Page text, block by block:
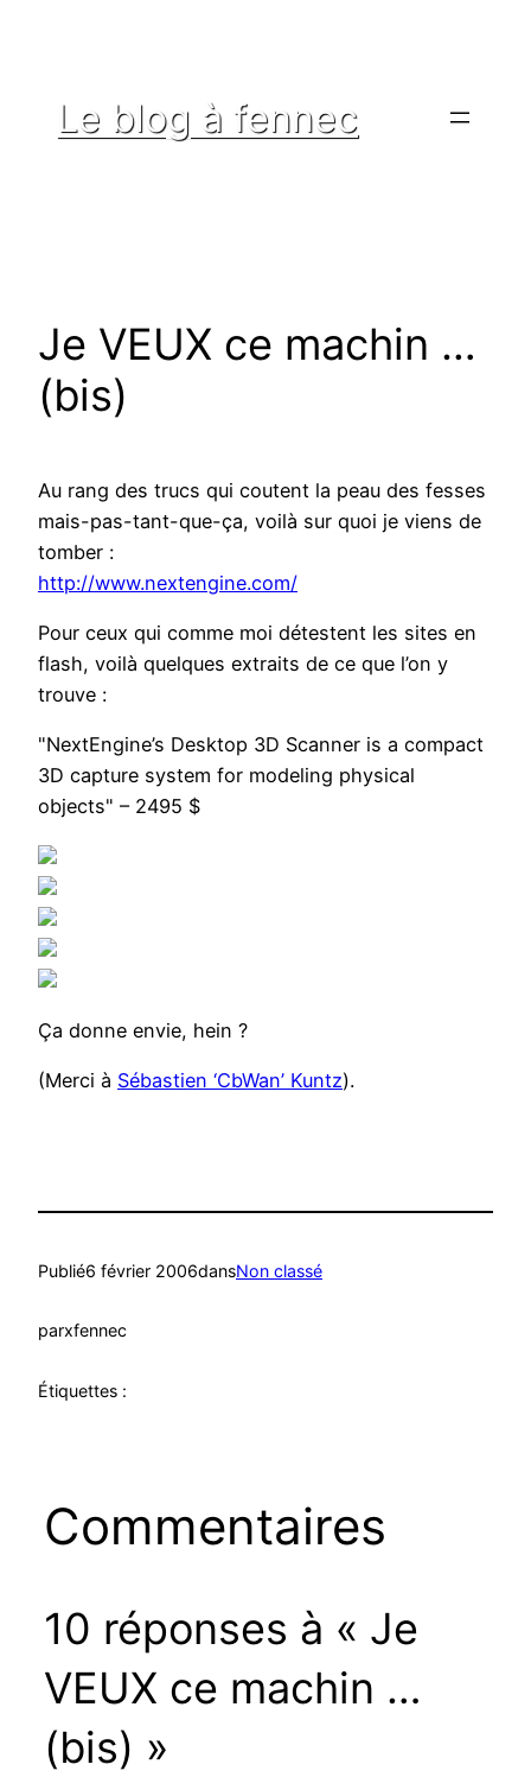
Le blog à fennec
Je VEUX ce machin …
(bis)
Au rang des trucs qui coutent la peau des fesses
mais-pas-tant-que-ça, voilà sur quoi je viens de
tomber :
http://www.nextengine.com/
Pour ceux qui comme moi détestent les sites en
flash, voilà quelques extraits de ce que l’on y
trouve :
"NextEngine’s Desktop 3D Scanner is a compact
3D capture system for modeling physical
objects" – 2495 $
Ça donne envie, hein ?
(Merci à Sébastien ‘CbWan’ Kuntz).
Publié6 février 2006dansNon classé
parxfennec
Étiquettes :
Commentaires
10 réponses à « Je
VEUX ce machin …
(bis) »